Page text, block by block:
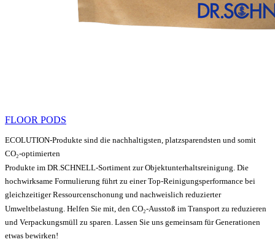
FLOOR PODS
ECOLUTION-Produkte sind die nachhaltigsten, platzsparendsten und somit
CO₂-optimierten
Produkte im DR.SCHNELL-Sortiment zur Objektunterhaltsreinigung. Die
hochwirksame Formulierung führt zu einer Top-Reinigungsperformance bei
gleichzeitiger Ressourcenschonung und nachweislich reduzierter
Umweltbelastung. Helfen Sie mit, den CO₂-Ausstoß im Transport zu reduzieren
und Verpackungsmüll zu sparen. Lassen Sie uns gemeinsam für Generationen
etwas bewirken!